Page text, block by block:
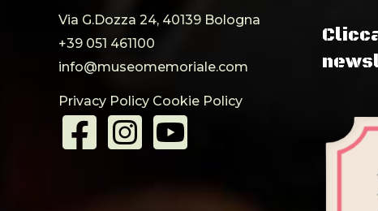
Via G.Dozza 24, 40139 Bologna
+39 051 461100
info@museomemoriale.com
Privacy Policy Cookie Policy